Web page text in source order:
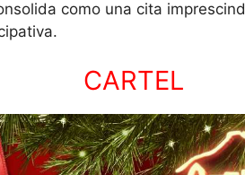
como una cita
CARTEL